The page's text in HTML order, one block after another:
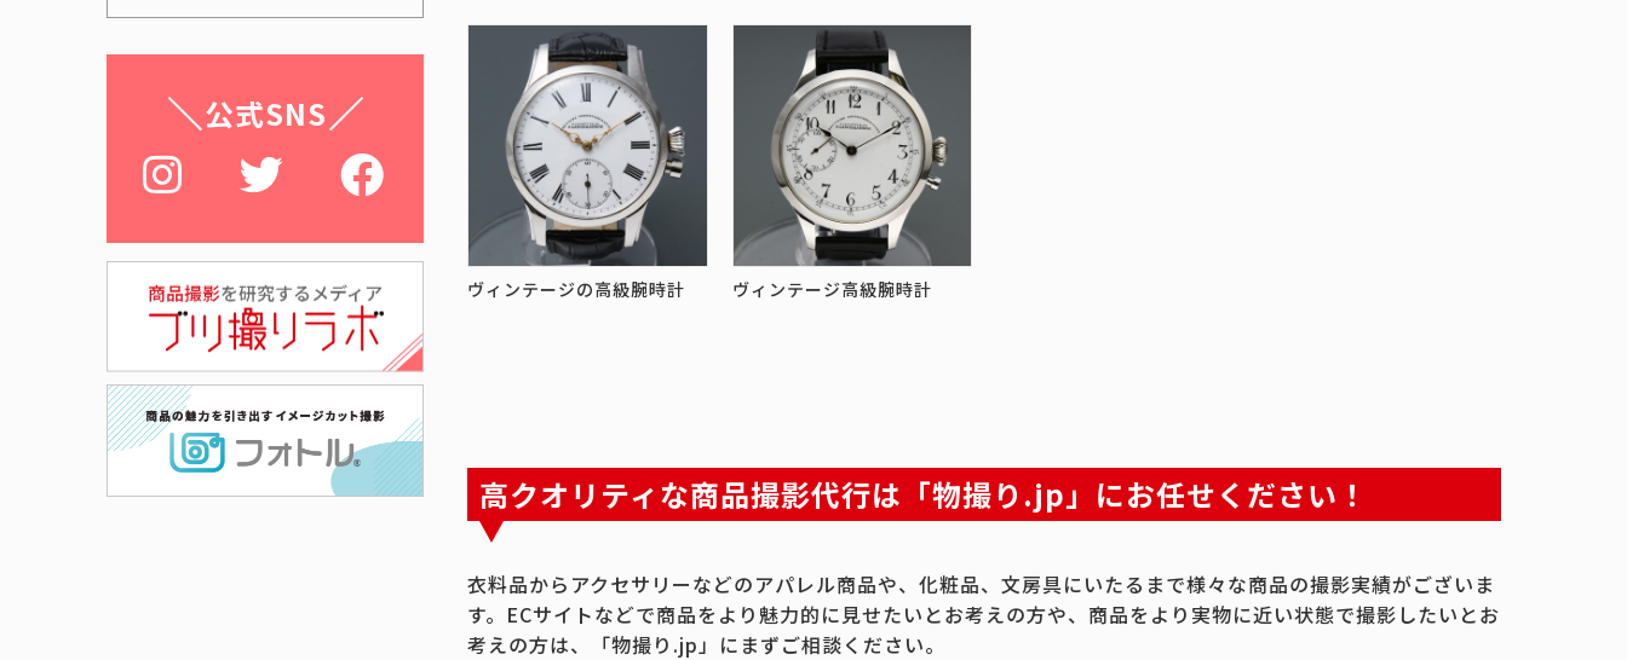
ヴィンテージの高級腕時計 ヴィンテージ高級腕時計
高クオリティな商品撮影代行は「物撮り.jp」にお任せください！
衣料品からアクセサリーなどのアパレル商品や、化粧品、文房具にいたるまで様々な商品の撮影実績がございま
す。ECサイトなどで商品をより魅力的に見せたいとお考えの方や、商品をより実物に近い状態で撮影したいとお
考えの方は、「物撮り.jp」にまずご相談ください。
公式SNS